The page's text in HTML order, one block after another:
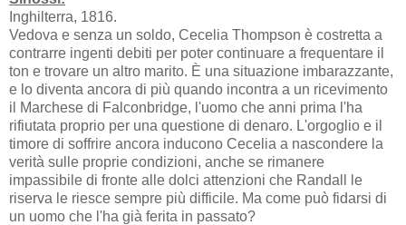
Inghilterra, 1816.
Vedova e senza un soldo, Cecelia Thompson è costretta a
contrarre ingenti debiti per poter continuare a frequentare il
ton e trovare un altro marito. È una situazione imbarazzante,
e lo diventa ancora di più quando incontra a un ricevimento
il Marchese di Falconbridge, l'uomo che anni prima l'ha
rifiutata proprio per una questione di denaro. L'orgoglio e il
timore di soffrire ancora inducono Cecelia a nascondere la
verità sulle proprie condizioni, anche se rimanere
impassibile di fronte alle dolci attenzioni che Randall le
riserva le riesce sempre più difficile. Ma come può fidarsi di
un uomo che l'ha già ferita in passato?